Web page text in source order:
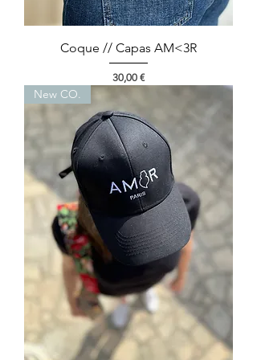
Coque // Capas AM<3R
Preço
30,00 €
New CO.